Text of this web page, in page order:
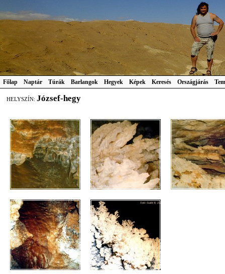
Főlap Naptár Túrák Barlangok Hegyek Képek Keresés Országjárás
HELYSZÍN: József-hegy